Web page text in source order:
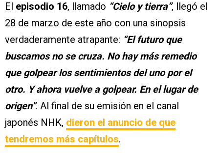
El episodio 16, llamado “Cielo y tierra”, llegó el
28 de marzo de este año con una sinopsis
verdaderamente atrapante: “El futuro que
buscamos no se cruza. No hay más remedio
que golpear los sentimientos del uno por el
otro. Y ahora vuelve a golpear. En el lugar de
origen”. Al final de su emisión en el canal
japonés NHK, dieron el anuncio de que
tendremos más capítulos.